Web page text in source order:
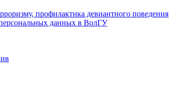
профилактика девиантного поведения
данных в ВолГУ